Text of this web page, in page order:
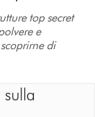
top secret
e
di